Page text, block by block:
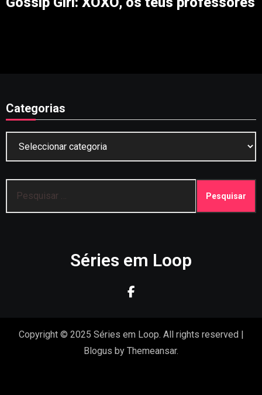
Categorias
por:
Séries em Loop
Copyright © 2025 Séries em Loop. All rights reserved |
Blogus by Themeansar.